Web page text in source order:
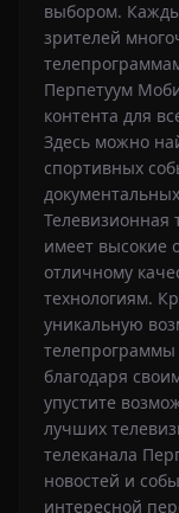
выбором.
зрителей
Перпетуум
контента для
Здесь можно
спортивных
Телевизионная
имеет высокие
отличному
технологиям.
уникальную
благодаря
упустите
лучших
телеканала
новостей и
интересной